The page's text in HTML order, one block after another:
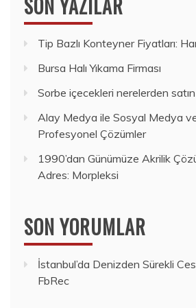
SON YAZILAR
Tip Bazlı Konteyner Fiyatları:
Bursa Halı Yıkama Firması
Sorbe içecekleri nerelerden satın
Alay Medya ile Sosyal Medya
Profesyonel Çözümler
1990’dan Günümüze Akrilik
Adres: Morpleksi
SON YORUMLAR
İstanbul’da Denizden Sürekli
FbRec